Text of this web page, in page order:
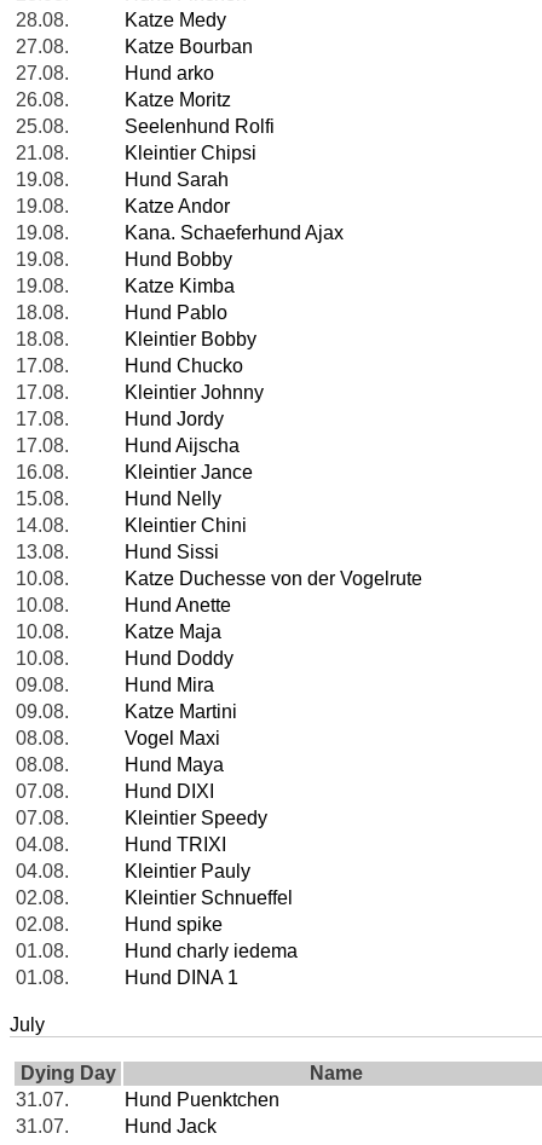
28.08.
Katze Medy
27.08.
Katze Bourban
27.08.
Hund arko
26.08.
Katze Moritz
25.08.
Seelenhund Rolfi
21.08.
Kleintier Chipsi
19.08.
Hund Sarah
19.08.
Katze Andor
19.08.
Kana. Schaeferhund Ajax
19.08.
Hund Bobby
19.08.
Katze Kimba
18.08.
Hund Pablo
18.08.
Kleintier Bobby
17.08.
Hund Chucko
17.08.
Kleintier Johnny
17.08.
Hund Jordy
17.08.
Hund Aijscha
16.08.
Kleintier Jance
15.08.
Hund Nelly
14.08.
Kleintier Chini
13.08.
Hund Sissi
10.08.
Katze Duchesse von der Vogelrute
10.08.
Hund Anette
10.08.
Katze Maja
10.08.
Hund Doddy
09.08.
Hund Mira
09.08.
Katze Martini
08.08.
Vogel Maxi
08.08.
Hund Maya
07.08.
Hund DIXI
07.08.
Kleintier Speedy
04.08.
Hund TRIXI
04.08.
Kleintier Pauly
02.08.
Kleintier Schnueffel
02.08.
Hund spike
01.08.
Hund charly iedema
01.08.
Hund DINA 1
July
Dying Day
Name
31.07.
Hund Puenktchen
31.07.
Hund Jack